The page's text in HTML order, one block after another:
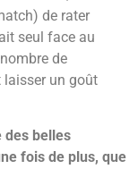
de rater
seul face au
de
laisser un goût
des belles
fois de plus, que